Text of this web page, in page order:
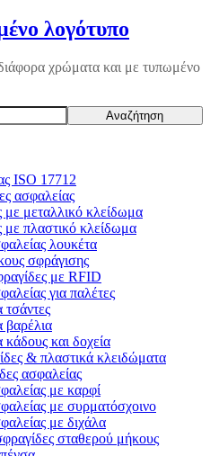
λογότυπο
χρώματα και με τυπωμένο
Αναζήτηση
για:
Αναζήτηση
ISO 17712
ασφαλείας
με μεταλλικό κλείδωμα
με πλαστικό κλείδωμα
λουκέτα
σφράγισης
με RFID
για παλέτες
τσάντες
βαρέλια
κάδους και δοχεία
& πλαστικά κλειδώματα
ασφαλείας
με καρφί
με συρματόσχοινο
με διχάλα
σταθερού μήκους